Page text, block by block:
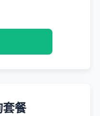
餐